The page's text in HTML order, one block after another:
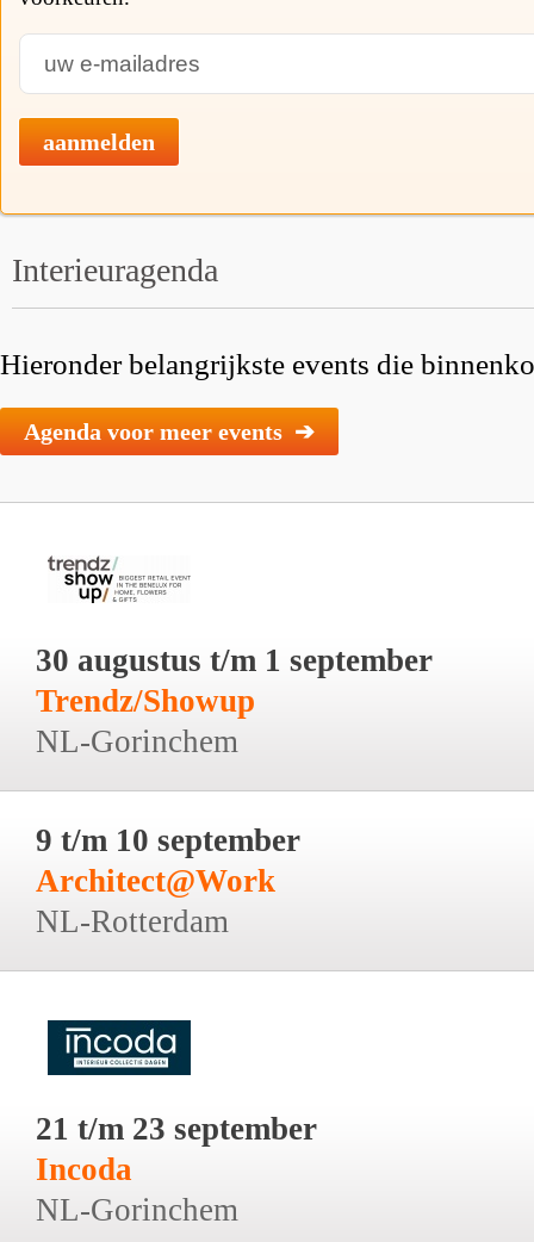
aanmelden
Interieuragenda
Hieronder belangrijkste events die
Agenda voor meer events ➔
30 augustus t/m 1 september
Trendz/Showup
NL-Gorinchem
9 t/m 10 september
Architect@Work
NL-Rotterdam
21 t/m 23 september
Incoda
NL-Gorinchem